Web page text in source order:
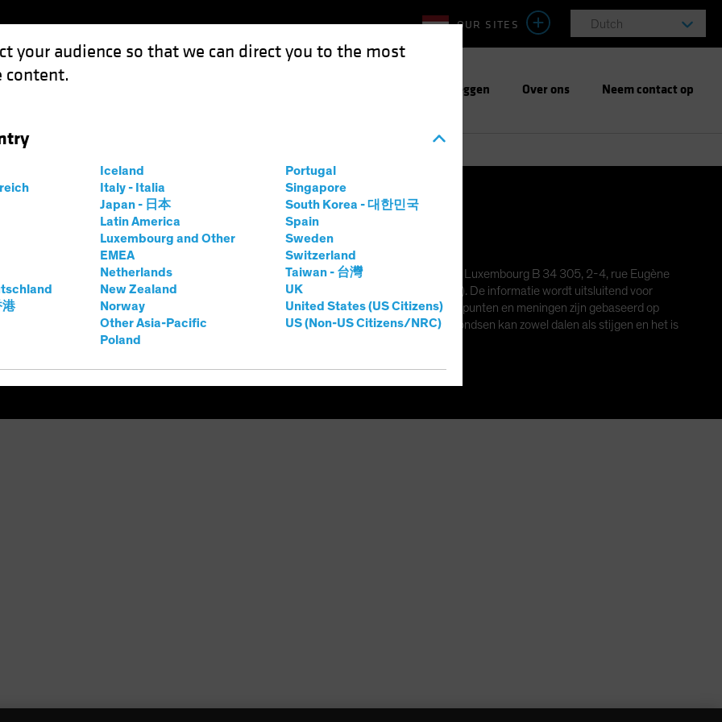
your audience so that we can direct you to the most
content.
港
Iceland
Italy - Italia
Japan - 日本
Latin America
Luxembourg and Other
EMEA
Netherlands
New Zealand
Norway
Other Asia-Pacific
Poland
Portugal
Singapore
South Korea - 대한민국
Spain
Sweden
Switzerland
Taiwan - 台灣
UK
United States (US Citizens)
US (Non-US Citizens/NRC)
Dutch
OUR SITES
Verantwoord beleggen Over ons Neem contact op
Management Company Important Disclosures Modern Slavery Statement
door AllianceBernstein (Luxembourg) S.à r.l. Société à responsabilité limitée, R.C.S. Luxembourg B 34 305, 2-4, rue Eugène
onder toezicht staand van de Commission de Surveillance du Secteur Financier (CSSF). De informatie wordt uitsluitend voor
noch een uitnodiging tot aankoop van effecten of andere beleggingen. De geuite standpunten en meningen zijn gebaseerd op
indicatie van toekomstige marktprestaties. De waarde van beleggingen in een van de Fondsen kan zowel dalen als stijgen en het is
In het verleden behaalde resultaten bieden geen garantie voor de toekomst.